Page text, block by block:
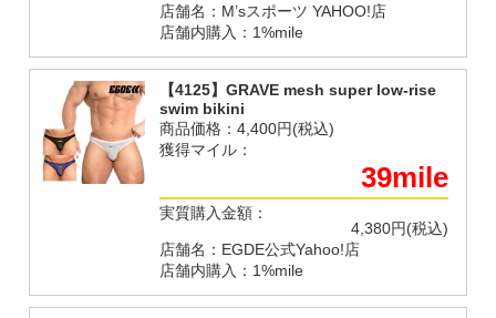
店舗名：M’sスポーツ YAHOO!店
店舗内購入：1%mile
【4125】GRAVE mesh super low-rise
swim bikini
商品価格： 4,400円(税込)
獲得マイル：
39mile
実質購入金額：
4,380円(税込)
店舗名：EGDE公式Yahoo!店
店舗内購入：1%mile